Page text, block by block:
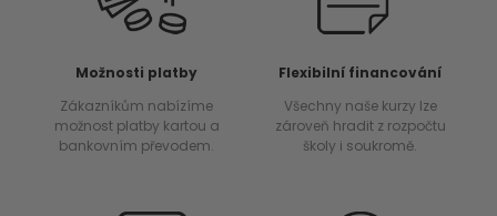
Možnosti platby
Zákazníkům nabízíme
možnost platby kartou a
bankovním převodem.
Flexibilní financování
Všechny naše kurzy lze
zároveň hradit z rozpočtu
školy i soukromě.